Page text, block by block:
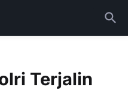
Terjalin